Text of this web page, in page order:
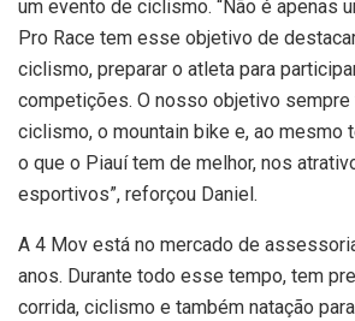
um evento de ciclismo. “Não é apenas
Pro Race tem esse objetivo de
ciclismo, preparar o atleta para
competições. O nosso objetivo
ciclismo, o mountain bike e, ao mesmo
o que o Piauí tem de melhor, nos
esportivos”, reforçou Daniel.
A 4 Mov está no mercado de
anos. Durante todo esse tempo, tem
corrida, ciclismo e também natação